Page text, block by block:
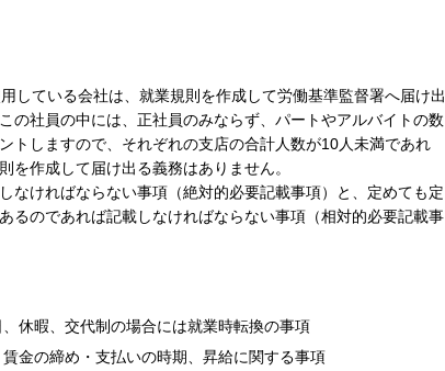
している会社は、就業規則を作成して労働基準監督署へ届け出
の社員の中には、正社員のみならず、パートやアルバイトの数
トしますので、それぞれの支店の合計人数が10人未満であれ
を作成して届け出る義務はありません。
なければならない事項（絶対的必要記載事項）と、定めても定
るのであれば記載しなければならない事項（相対的必要記載事
休暇、交代制の場合には就業時転換の事項
金の締め・支払いの時期、昇給に関する事項